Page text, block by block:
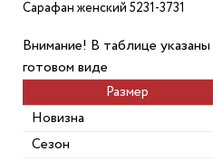
Сарафан женский 5231-3731
Внимание! В таблице
готовом виде
Размер
Новизна
Сезон